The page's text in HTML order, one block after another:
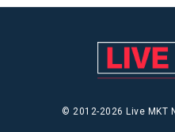
© 2012-2026 Live MKT